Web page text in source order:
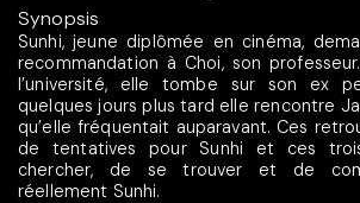
Synopsis
Sunhi, jeune diplômée en cinéma,
recommandation à Choi, son
l’université, elle tombe sur son ex
quelques jours plus tard elle rencontre
qu’elle fréquentait auparavant. Ces
de tentatives pour Sunhi et ces
chercher, de se trouver et de
réellement Sunhi.